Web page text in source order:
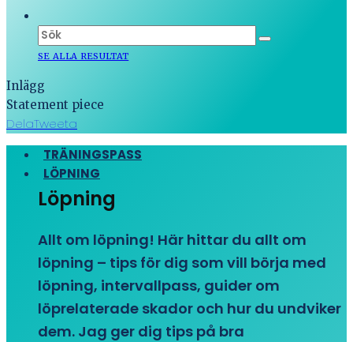
SE ALLA RESULTAT
Inlägg
Statement piece
DelaTweeta
TRÄNINGSPASS
LÖPNING
Löpning
Allt om löpning! Här hittar du allt om
löpning – tips för dig som vill börja med
löpning, intervallpass, guider om
löprelaterade skador och hur du undviker
dem. Jag ger dig tips på bra